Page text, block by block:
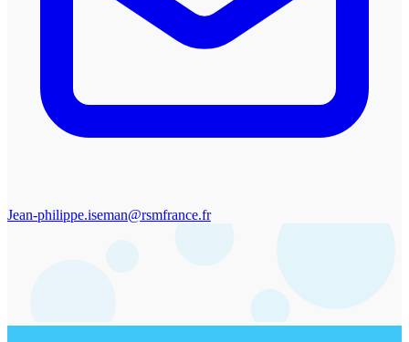
Jean-philippe.iseman@rsmfrance.fr